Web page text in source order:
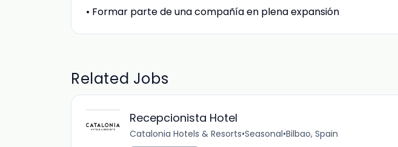
• Formar parte de una compañía en plena expansión
Related Jobs
Recepcionista Hotel
Catalonia Hotels & Resorts•Seasonal•Bilbao, Spain